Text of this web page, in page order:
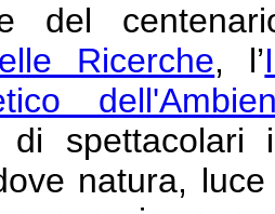
del
Ricerche, l’
di spettacolari
natura,